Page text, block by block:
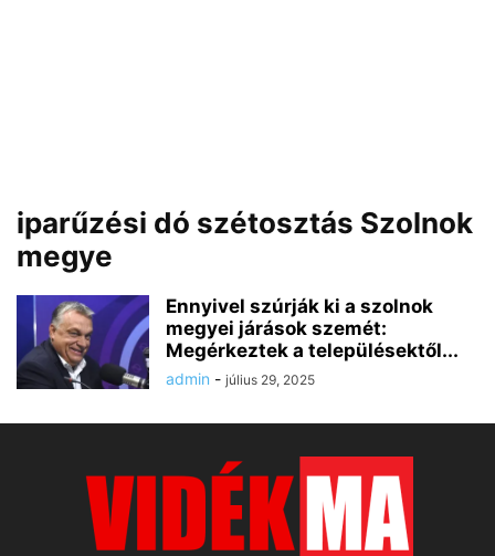
iparűzési dó szétosztás Szolnok
megye
Ennyivel szúrják ki a szolnok
megyei járások szemét:
Megérkeztek a településektől...
admin - július 29, 2025